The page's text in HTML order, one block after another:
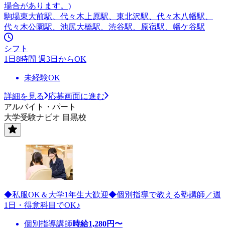
場合があります。)
駒場東大前駅、代々木上原駅、東北沢駅、代々木八幡駅、
代々木公園駅、池尻大橋駅、渋谷駅、原宿駅、幡ケ谷駅
シフト
1日8時間 週3日からOK
未経験OK
詳細を見る
応募画面に進む
アルバイト・パート
大学受験ナビオ 目黒校
◆私服OK＆大学1年生大歓迎◆個別指導で教える塾講師／週
1日・得意科目でOK♪
個別指導講師時給1,280円〜